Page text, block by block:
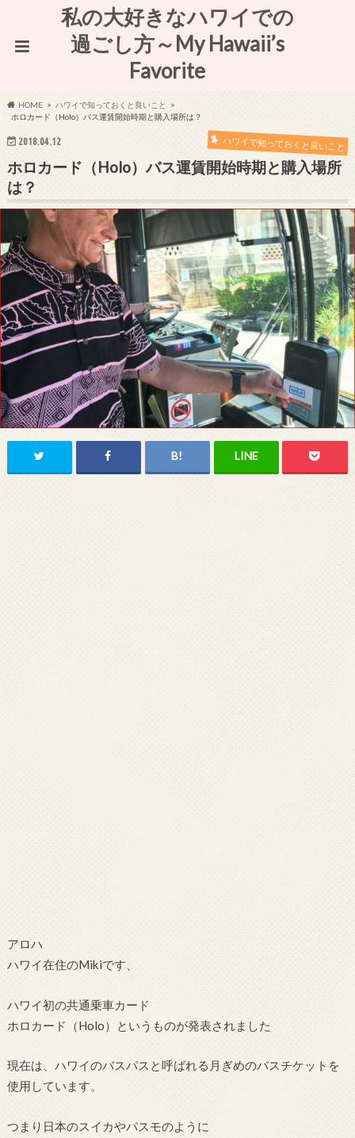
私の大好きなハワイでの
過ごし方～My Hawaii’s
Favorite
HOME
ハワイで知っておくと良いこと
ホロカード（Holo）バス運賃開始時期と購入場所は？
2018.04.12 ハワイで知っておくと良いこと
ホロカード（Holo）バス運賃開始時期と購入場所
は？
アロハ
ハワイ在住のMikiです、
ハワイ初の共通乗車カード
ホロカード（Holo）というものが発表されました
現在は、ハワイのバスパスと呼ばれる月ぎめのバスチケットを
使用しています。
つまり日本のスイカやパスモのように